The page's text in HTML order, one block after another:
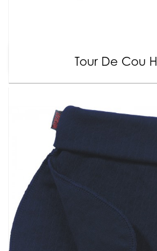
Tour De Cou